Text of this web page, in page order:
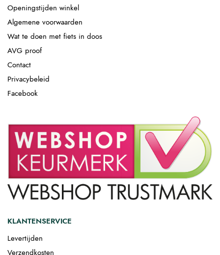
Openingstijden winkel
Algemene voorwaarden
Wat te doen met fiets in doos
AVG proof
Contact
Privacybeleid
Facebook
KLANTENSERVICE
Levertijden
Verzendkosten